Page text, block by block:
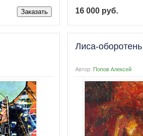
16 000 руб.
Лиса-оборотень
Автор: Попов Алексей